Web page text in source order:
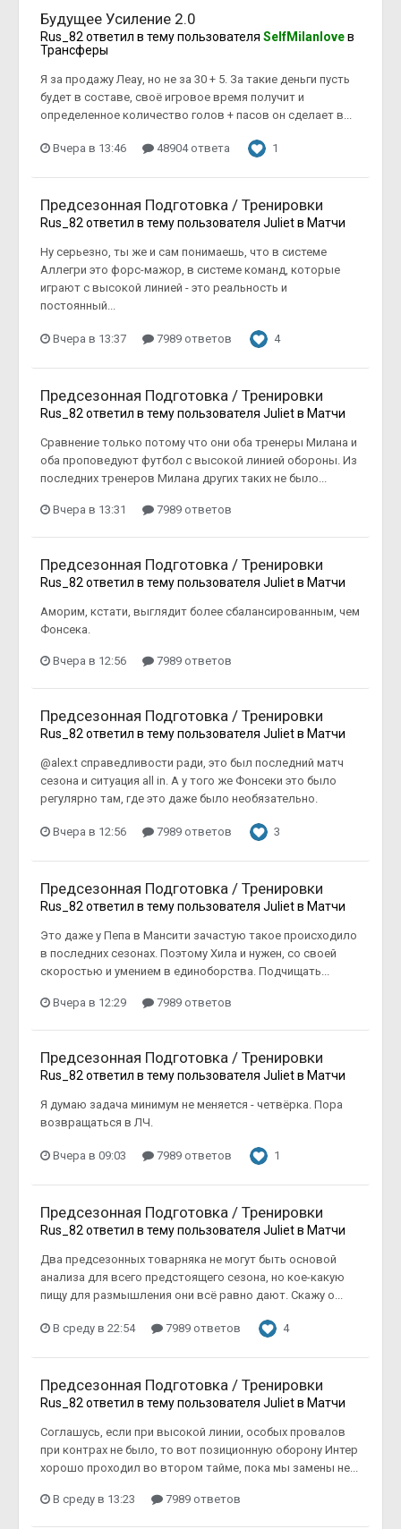
Будущее Усиление 2.0
Rus_82 ответил в тему пользователя SelfMilanloveв
Трансферы
Я за продажу Леау, но не за 30 + 5. За такие деньги пусть
будет в составе, своё игровое время получит и
определенное количество голов + пасов он сделает в...
Вчера в 13:46 48904 ответа 1
Предсезонная Подготовка / Тренировки
Rus_82 ответил в тему пользователя Julietв Матчи
Ну серьезно, ты же и сам понимаешь, что в системе
Аллегри это форс-мажор, в системе команд, которые
играют с высокой линией - это реальность и
постоянный...
Вчера в 13:37 7989 ответов 4
Предсезонная Подготовка / Тренировки
Rus_82 ответил в тему пользователя Julietв Матчи
Сравнение только потому что они оба тренеры Милана и
оба проповедуют футбол с высокой линией обороны. Из
последних тренеров Милана других таких не было...
Вчера в 13:31 7989 ответов
Предсезонная Подготовка / Тренировки
Rus_82 ответил в тему пользователя Julietв Матчи
Аморим, кстати, выглядит более сбалансированным, чем
Фонсека.
Вчера в 12:56 7989 ответов
Предсезонная Подготовка / Тренировки
Rus_82 ответил в тему пользователя Julietв Матчи
@alex.t справедливости ради, это был последний матч
сезона и ситуация all in. А у того же Фонсеки это было
регулярно там, где это даже было необязательно.
Вчера в 12:56 7989 ответов 3
Предсезонная Подготовка / Тренировки
Rus_82 ответил в тему пользователя Julietв Матчи
Это даже у Пепа в Мансити зачастую такое происходило
в последних сезонах. Поэтому Хила и нужен, со своей
скоростью и умением в единоборства. Подчищать...
Вчера в 12:29 7989 ответов
Предсезонная Подготовка / Тренировки
Rus_82 ответил в тему пользователя Julietв Матчи
Я думаю задача минимум не меняется - четвёрка. Пора
возвращаться в ЛЧ.
Вчера в 09:03 7989 ответов 1
Предсезонная Подготовка / Тренировки
Rus_82 ответил в тему пользователя Julietв Матчи
Два предсезонных товарняка не могут быть основой
анализа для всего предстоящего сезона, но кое-какую
пищу для размышления они всё равно дают. Скажу о...
В среду в 22:54 7989 ответов 4
Предсезонная Подготовка / Тренировки
Rus_82 ответил в тему пользователя Julietв Матчи
Соглашусь, если при высокой линии, особых провалов
при контрах не было, то вот позиционную оборону Интер
хорошо проходил во втором тайме, пока мы замены не...
В среду в 13:23 7989 ответов